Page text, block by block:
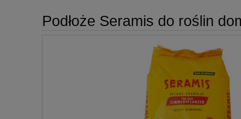
Podłoże Seramis do roślin